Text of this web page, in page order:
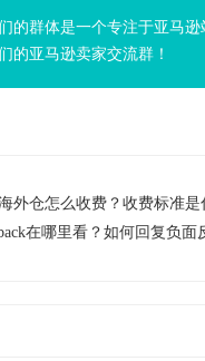
的群体是一个专注于亚马
的亚马逊卖家交流群！
外仓怎么收费？收费标准是
在哪里看？如何回复负面